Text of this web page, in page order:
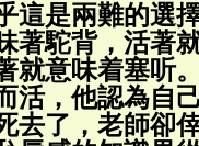
這是兩難的選
著駝背，活著
就意味着塞听
活，他認為自
去了，老師卻